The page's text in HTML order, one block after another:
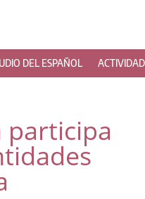
DEL ESPAÑOL
participa